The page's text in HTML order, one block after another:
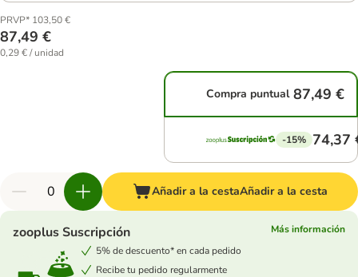
PRVP* 103,50 €
87,49 €
0,29 € / unidad
Compra puntual 87,49 €
-15% 74,37
Añadir a la cestaAñadir a la cesta
zooplus Suscripción
Más información
5% de descuento* en cada pedido
Recibe tu pedido regularmente